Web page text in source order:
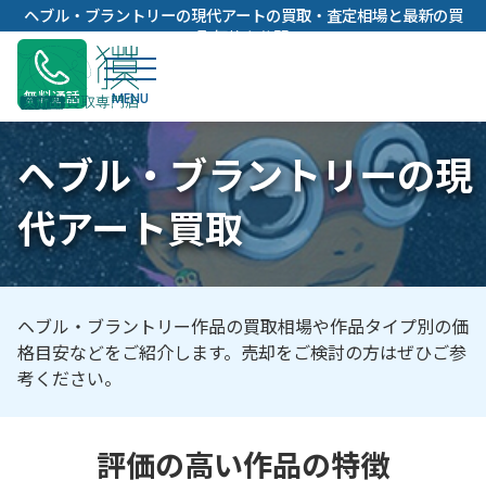
内
容
キ
ッ
プ
ヘブル・ブラントリーの現代アートの買取・査定相場と最新の買
取価格を公開
無料通話
ヘブル・ブラントリーの現
代アート買取
ヘブル・ブラントリー作品の買取相場や作品タイプ別の価
格目安などをご紹介します。売却をご検討の方はぜひご参
考ください。
評価の高い作品の特徴